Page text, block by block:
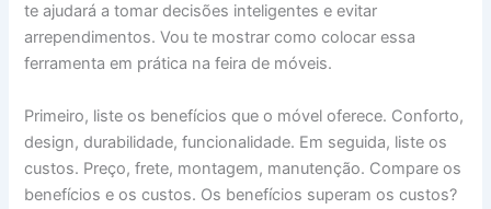
te ajudará a tomar decisões inteligentes e evitar
arrependimentos. Vou te mostrar como colocar essa
ferramenta em prática na feira de móveis.
Primeiro, liste os benefícios que o móvel oferece. Conforto,
design, durabilidade, funcionalidade. Em seguida, liste os
custos. Preço, frete, montagem, manutenção. Compare os
benefícios e os custos. Os benefícios superam os custos?